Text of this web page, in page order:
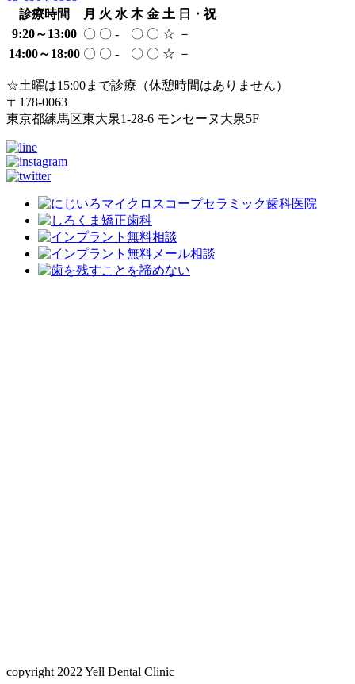
診療時間
月 火 水 木 金 土 日・祝
9:20～13:00 〇 〇 - 〇 〇 ☆ －
14:00～18:00 〇 〇 - 〇 〇 ☆ －
☆土曜は15:00まで診療（休憩時間はありません）
〒178-0063
東京都練馬区東大泉1-28-6 モンセーヌ大泉5F
copyright 2022 Yell Dental Clinic